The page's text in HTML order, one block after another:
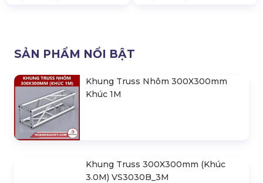
Khung Truss Nhôm 300X300mm
Khung Truss 300X300mm (Khúc